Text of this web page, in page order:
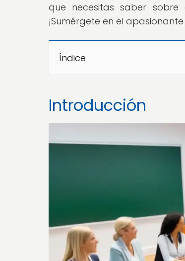
que necesitas saber
¡Sumérgete en el
Índice
Introducción